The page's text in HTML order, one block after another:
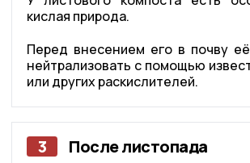
кислая природа.
Перед внесением его в почву
нейтрализовать с помощью
или других раскислителей.
3 После листопада